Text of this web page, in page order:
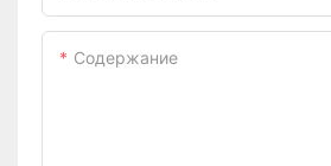
Содержание